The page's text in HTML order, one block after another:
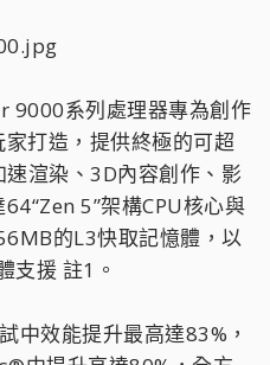
系列處理器專為創作
打造，提供終極的可超
渲染、3D內容創作、影
5”架構CPU核心與
的L3快取記憶體，以
支援 註1。
中效能提升最高達83%，